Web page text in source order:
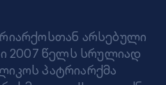
არსებული
2007 წელს სრულიად
პატრიარქმა